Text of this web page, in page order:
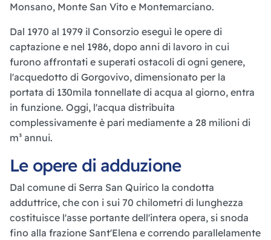
Monsano, Monte San Vito e Montemarciano.
Dal 1970 al 1979 il Consorzio eseguì le opere di
captazione e nel 1986, dopo anni di lavoro in cui
furono affrontati e superati ostacoli di ogni genere,
l'acquedotto di Gorgovivo, dimensionato per la
portata di 130mila tonnellate di acqua al giorno, entra
in funzione. Oggi, l'acqua distribuita
complessivamente è pari mediamente a 28 milioni di
m³ annui.
Le opere di adduzione
Dal comune di Serra San Quirico la condotta
adduttrice, che con i sui 70 chilometri di lunghezza
costituisce l'asse portante dell'intera opera, si snoda
fino alla frazione Sant'Elena e correndo parallelamente